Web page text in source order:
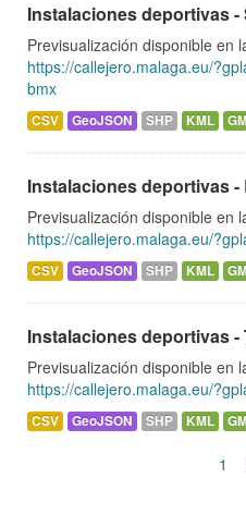
Instalaciones deportivas -
Previsualización disponible en
https://callejero.malaga.eu/
bmx
CSV GeoJSON SHP KML
Instalaciones deportivas -
Previsualización disponible en
https://callejero.malaga.eu/
CSV GeoJSON SHP KML
Instalaciones deportivas -
Previsualización disponible en
https://callejero.malaga.eu/
CSV GeoJSON SHP KML
1